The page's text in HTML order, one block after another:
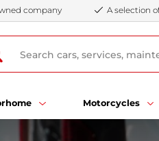
company A selection
Motorcycles